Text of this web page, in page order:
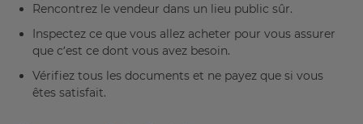
Rencontrez le vendeur dans un lieu public sûr.
Inspectez ce que vous allez acheter pour vous assurer
que c’est ce dont vous avez besoin.
Vérifiez tous les documents et ne payez que si vous
êtes satisfait.